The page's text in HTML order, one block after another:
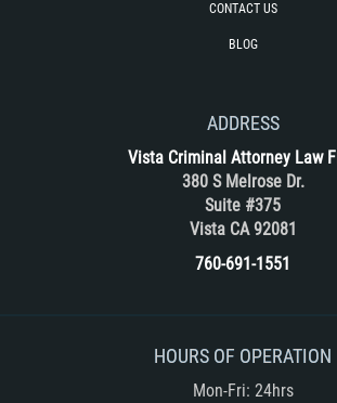
CONTACT US
BLOG
ADDRESS
Vista Criminal Attorney Law
380 S Melrose Dr.
Suite #375
Vista CA 92081
760-691-1551
HOURS OF OPERATION
Mon-Fri: 24hrs